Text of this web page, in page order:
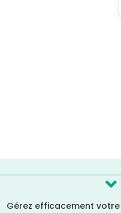

Gérez efficacement